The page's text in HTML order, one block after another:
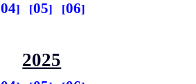
04 05
06
2025